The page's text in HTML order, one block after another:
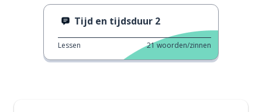
Tijd en tijdsduur 2
Lessen 21woorden/zinnen